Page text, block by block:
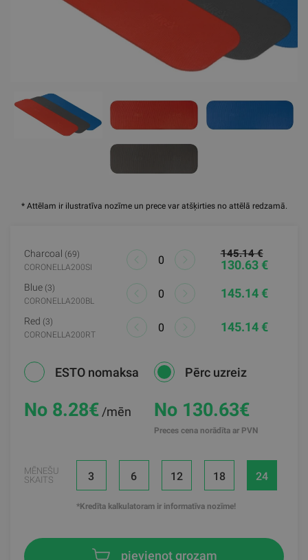
* Attēlam ir ilustratīva nozīme un prece var atšķirties no attēlā redzamā.
Charcoal (69)
CORONELLA200SI
145.14 €
130.63 €
Blue (3)
CORONELLA200BL
145.14 €
Red (3)
CORONELLA200RT
145.14 €
ESTO nomaksa
No 8.28€ /mēn
Pērc uzreiz
No 130.63€
Preces cena norādīta ar PVN
MĒNEŠU
SKAITS
3 6 12 18 24
*Kredīta kalkulatoram ir informatīva nozīme!
pievienot grozam